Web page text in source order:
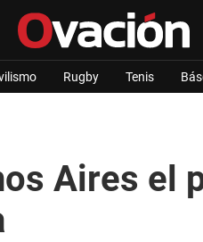
Rugby Tenis
Aires el